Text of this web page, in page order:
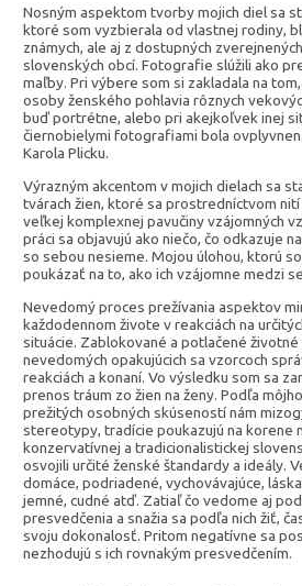
Nosným aspektom tvorby mojich diel sa
ktoré som vyzbierala od vlastnej rodiny,
známych, ale aj z dostupných
slovenských obcí. Fotografie slúžili ako
maľby. Pri výbere som si zakladala na
osoby ženského pohlavia rôznych
buď portrétne, alebo pri akejkoľvek inej
čiernobielymi fotografiami bola
Karola Plicku.
Výrazným akcentom v mojich dielach sa
tvárach žien, ktoré sa prostredníctvom
veľkej komplexnej pavučiny vzájomných
práci sa objavujú ako niečo, čo odkazuje
so sebou nesieme. Mojou úlohou, ktorú
poukázať na to, ako ich vzájomne medzi
Nevedomý proces prežívania aspektov
každodennom živote v reakciách na
situácie. Zablokované a potlačené
nevedomých opakujúcich sa vzorcoch
reakciách a konaní. Vo výsledku som sa
prenos tráum zo žien na ženy. Podľa
prežitých osobných skúseností nám
stereotypy, tradície poukazujú na korene
konzervatívnej a tradicionalistickej
osvojili určité ženské štandardy a ideály.
domáce, podriadené, vychovávajúce,
jemné, cudné atď. Zatiaľ čo vedome aj
presvedčenia a snažia sa podľa nich žiť,
svoju dokonalosť. Pritom negatívne sa
nezhodujú s ich rovnakým presvedčením.